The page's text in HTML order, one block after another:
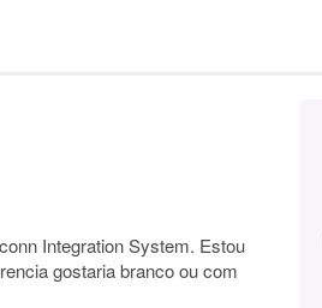
Integration System. Estou
gostaria branco ou com